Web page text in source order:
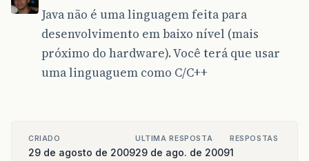
Java não é uma linguagem feita para
desenvolvimento em baixo nível (mais
próximo do hardware). Você terá que usar
uma linguaguem como C/C++
CRIADO
29 de agosto de 2009
ULTIMA RESPOSTA
29 de ago. de 2009
RESPOSTAS
1